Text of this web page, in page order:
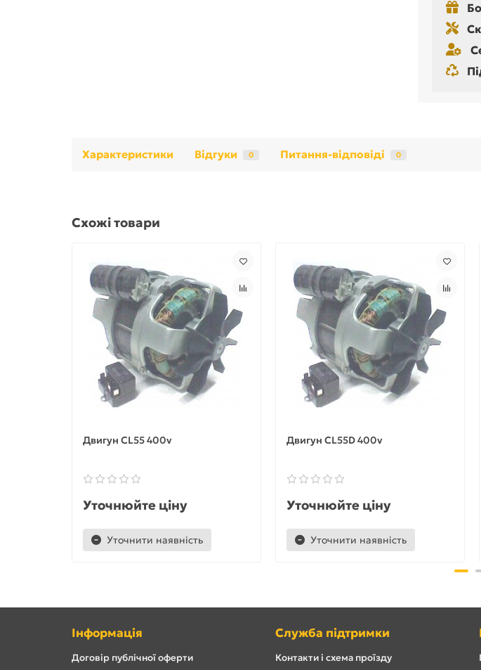
Характеристики Відгуки 0 Питання-відповіді 0
Схожі товари
Двигун CL55 400v
Уточнюйте ціну
Уточнити наявність
Двигун CL55D 400v
Уточнюйте ціну
Уточнити наявність
Інформація
Договір публічної оферти
Служба підтримки
Контакти і схема проїзду